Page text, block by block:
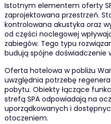
Istotnym elementem oferty
zaprojektowana przestrzeń.
kontrolowana akustyka oraz
od części noclegowej
zabiegów. Tego typu
budują spójne doświadczenie
Oferta hotelowa w pobliżu
uwzględnia potrzebę
pobytu. Obiekty łączące
strefą SPA odpowiadają na
uporządkowanych i
otoczeniem.